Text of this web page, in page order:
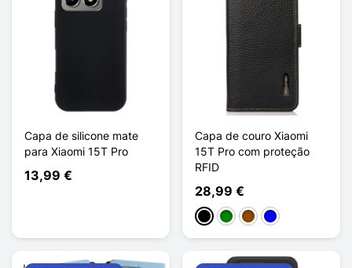
Capa de silicone mate
para Xiaomi 15T Pro
13,99 €
Capa de couro Xiaomi
15T Pro com proteção
RFID
28,99 €
PretoVerdeCastanho
Azul